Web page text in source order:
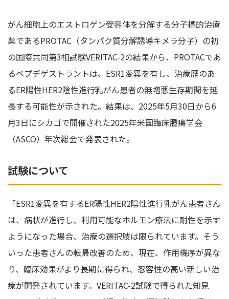
がん細胞上のエストロゲン受容体を分解する分子標的治療
薬であるPROTAC（タンパク質分解誘導キメラ分子）の初
の国際共同第3相試験VERITAC-2の結果から、PROTACであ
るベプデゲストラントは、ESR1変異を有し、治療歴のあ
るER陽性HER2陰性進行乳がん患者の無増悪生存期間を延
長する可能性が示された。結果は、2025年5月30日から6
月3日にシカゴで開催された2025年米国臨床腫瘍学会
（ASCO）年次総会で発表された。
試験について
「ESR1変異を有するER陽性HER2陰性進行乳がん患者さん
は、病状が進行し、利用可能なホルモン療法に耐性を示す
ようになった場合、治療の選択肢は限られています。そう
いった患者さんの転帰改善のため、現在、作用機序が異な
り、臨床効果がより長期に得られ、忍容性の高い新しい治
療が開発されています。VERITAC-2試験で得られた知見